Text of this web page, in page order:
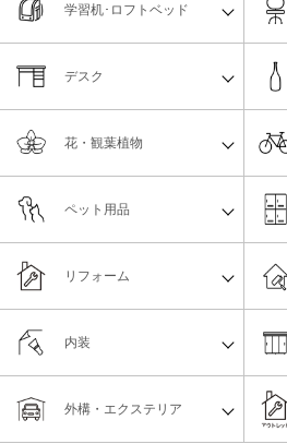
学習机･ロフトベッド
デスク
花・観葉植物
ペット用品
リフォーム
外構・エクステリア
内装